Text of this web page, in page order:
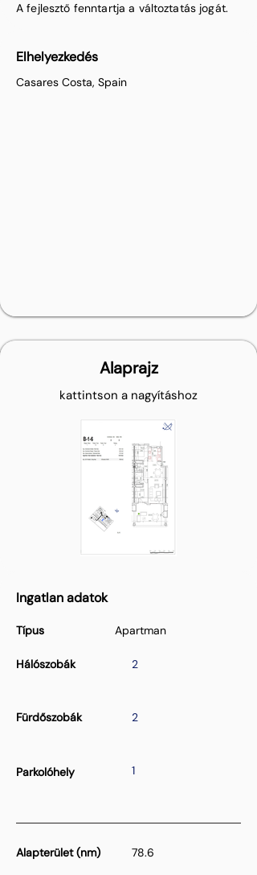
A fejlesztő fenntartja a változtatás jogát.
Elhelyezkedés
Casares Costa, Spain
Alaprajz
kattintson a nagyításhoz
Ingatlan adatok
Típus
Hálószobák
Apartman
2
Fürdőszobák 2
Parkolóhely 1
Alapterület (nm) 78.6